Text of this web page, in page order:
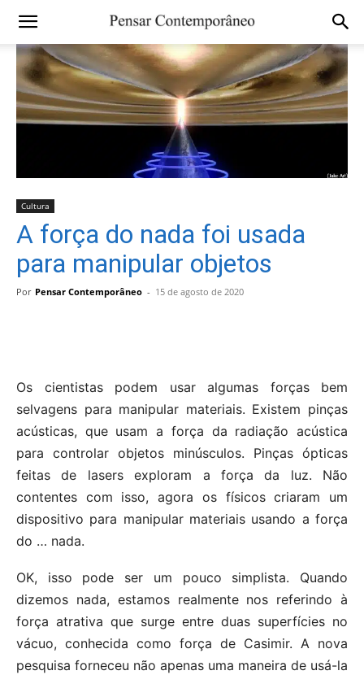
Cultura
A força do nada foi usada
para manipular objetos
Por Pensar Contemporâneo - 15 de agosto de 2020
Os cientistas podem usar algumas forças bem
selvagens para manipular materiais. Existem pinças
acústicas, que usam a força da radiação acústica
para controlar objetos minúsculos. Pinças ópticas
feitas de lasers exploram a força da luz. Não
contentes com isso, agora os físicos criaram um
dispositivo para manipular materiais usando a força
do … nada.
OK, isso pode ser um pouco simplista. Quando
dizemos nada, estamos realmente nos referindo à
força atrativa que surge entre duas superfícies no
vácuo, conhecida como força de Casimir. A nova
pesquisa forneceu não apenas uma maneira de usá-la